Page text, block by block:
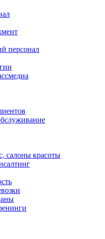
персонал
салоны красоты